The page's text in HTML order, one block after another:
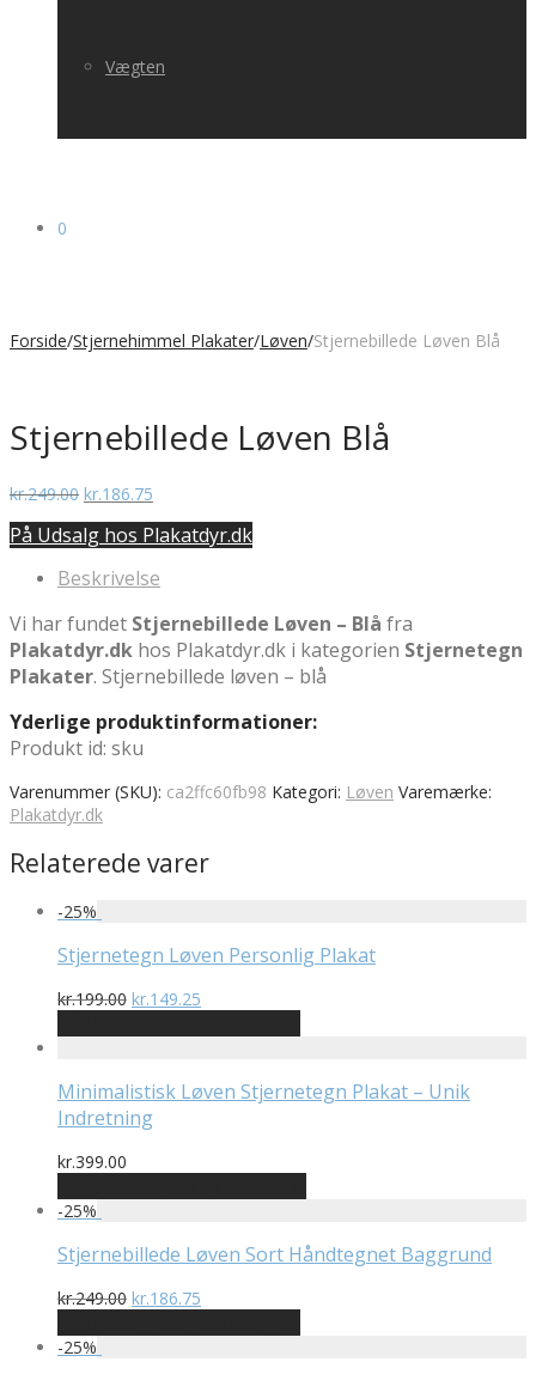
Vægten
0
Forside/Stjernehimmel Plakater/Løven/Stjernebillede Løven Blå
Stjernebillede Løven Blå
kr.249.00 Den
pris
kr.249.00.
kr.186.75
pris
kr.186.75.
På Udsalg hos Plakatdyr.dk
Beskrivelse
Vi har fundet Stjernebillede Løven – Blå fra
Plakatdyr.dk hos Plakatdyr.dk i kategorien Stjernetegn
Plakater. Stjernebillede løven – blå
Yderlige produktinformationer:
Produkt id: sku
Varenummer (SKU): ca2ffc60fb98 Kategori: Løven Varemærke:
Plakatdyr.dk
Relaterede varer
-25%
Stjernetegn Løven Personlig Plakat
kr.199.00 Den
pris
kr.199.00.
kr.149.25
pris
kr.149.25.
Minimalistisk Løven Stjernetegn Plakat – Unik
Indretning
kr.399.00
-25%
Stjernebillede Løven Sort Håndtegnet Baggrund
kr.249.00 Den
pris
kr.186.75
pris
-25%